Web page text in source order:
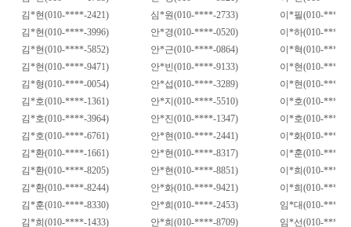
김*현(010-****-2421) 심*원(010-****-2733) 이 *필(010-****-
김*현(010-****-3996) 안*경(010-****-0520) 이 *하(010-****-
김*현(010-****-5852) 안*근(010-****-0864) 이 *혁(010-****-
김*현(010-****-9471) 안*빈(010-****-9133) 이 *현(010-****-
김*형(010-****-0054) 안*섭(010-****-3289) 이 *현(010-****-
김*호(010-****-1361) 안*지 (010-****-5510) 이 *호(010-****-
김*호(010-****-3964) 안*진(010-****-1347) 이 *호(010-****-
김*호(010-****-6761) 안*현(010-****-2441) 이 *화(010-****-
김*환(010-****-1661) 안*현(010-****-8317) 이 *훈(010-****-
김*환(010-****-8205) 안*현(010-****-8851) 이 *희 (010-****-
김*환(010-****-8244) 안*화(010-****-9421) 이 *희 (010-****-
김*훈(010-****-8330) 안*희 (010-****-2453) 임*대(010-****-
김*희 (010-****-1433) 안*희 (010-****-8709) 임*선(010-****-